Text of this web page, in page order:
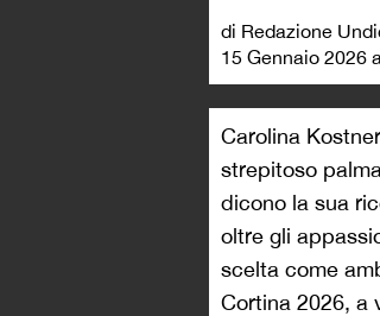
di Redazione
15 Gennaio 2026
Carolina
strepitoso
dicono la sua
oltre gli
scelta come
Cortina 2026, a